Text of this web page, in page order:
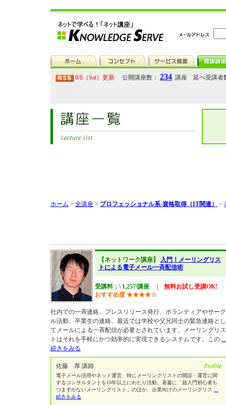
8/8（Sat）更新 公開講座数： 234 講座 延べ受講者
ホーム > 全講座 > プロフェッショナル系-資格取得（IT関連） >
【ネットワーク講座】 入門！メーリングリス
トによる電子メール一斉配信術
受講料：\ 1,257/講座
無料お試し受講OK!
おすすめ度 ★★★★☆
社内での一斉連絡、プレスリリース発行、ボランティアやサーク
ル活動、卒業生の連絡、最近では学校や父兄同士の緊急連絡とし
てメールによる一斉配信が必要とされています。メーリングリス
トはそれを手軽にかつ効率的に実現できるシステムです。この ...
続きをみる
佐藤 厚 講師
電子メール活用やネット運営、特にメーリングリストの開設・運営に関
するコンサルタントを10年以上にわたり活動。著書に「超入門初心者も
つまずかないメーリングリスト」のほか、企業向けのメーリングリス
続きをみる